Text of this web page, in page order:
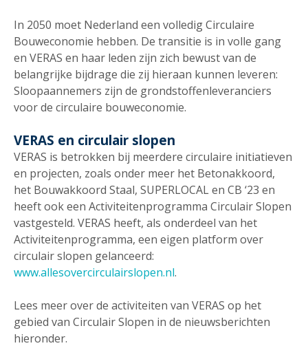
In 2050 moet Nederland een volledig Circulaire
Bouweconomie hebben. De transitie is in volle gang
en VERAS en haar leden zijn zich bewust van de
belangrijke bijdrage die zij hieraan kunnen leveren:
Sloopaannemers zijn de grondstoffenleveranciers
voor de circulaire bouweconomie.
VERAS en circulair slopen
VERAS is betrokken bij meerdere circulaire initiatieven
en projecten, zoals onder meer het Betonakkoord,
het Bouwakkoord Staal, SUPERLOCAL en CB ‘23 en
heeft ook een Activiteitenprogramma Circulair Slopen
vastgesteld. VERAS heeft, als onderdeel van het
Activiteitenprogramma, een eigen platform over
circulair slopen gelanceerd:
www.allesovercirculairslopen.nl.
Lees meer over de activiteiten van VERAS op het
gebied van Circulair Slopen in de nieuwsberichten
hieronder.